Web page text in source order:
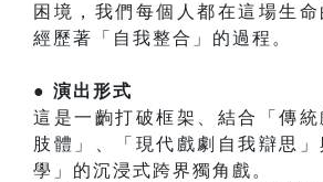
困境，我們每個人都在這場生
經歷著「自我整合」的過程。
● 演出形式
這是一齣打破框架、結合「傳
肢體」、「現代戲劇自我辯思
學」的沉浸式跨界獨角戲。